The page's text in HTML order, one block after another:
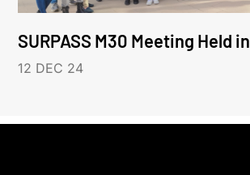
SURPASS M30 Meeting Held
12 DEC 24